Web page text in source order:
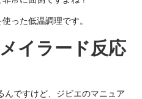
った低温調理です。
イラード反応
ですけど、ジビエのマニュア